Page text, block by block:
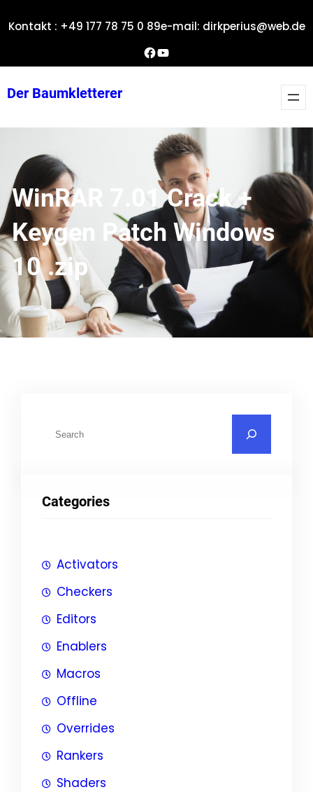
Inhalt
Kontakt : +49 177 78 75 0 89e-mail: dirkperius@web.de
Dirks Facebook-SeiteYouTube
Der Baumkletterer
WinRAR 7.01 Crack +
Keygen Patch Windows
10 .zip
e
Categories
Activators
Checkers
Editors
Enablers
Macros
Offline
Overrides
Rankers
Shaders